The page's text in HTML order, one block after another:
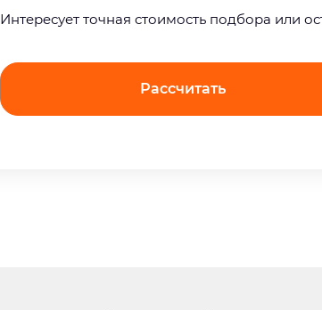
Интерeсует точная стоимость подбора или
Рассчитать